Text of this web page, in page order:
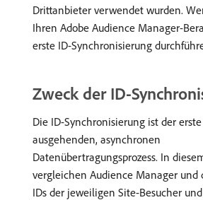
Drittanbieter verwendet wurden.
Ihren Adobe Audience Manager-
erste ID-Synchronisierung
Zweck der ID-
Die ID-Synchronisierung ist der
ausgehenden, asynchronen
Datenübertragungsprozess. In
vergleichen Audience Manager und
IDs der jeweiligen Site-Besucher